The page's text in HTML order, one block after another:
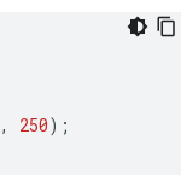
, 250);